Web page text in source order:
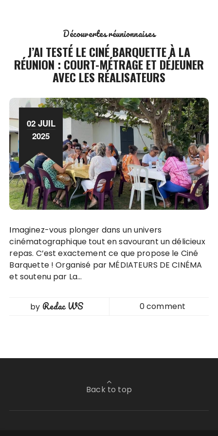
Découvertes réunionnaises
J’AI TESTÉ LE CINÉ BARQUETTE À LA
RÉUNION : COURT-MÉTRAGE ET DÉJEUNER
AVEC LES RÉALISATEURS
02 JUIL
2025
Imaginez-vous plonger dans un univers
cinématographique tout en savourant un délicieux
repas. C’est exactement ce que propose le Ciné
Barquette ! Organisé par MÉDIATEURS DE CINÉMA
et soutenu par La…
by Redac WS 0 comment
Back to top